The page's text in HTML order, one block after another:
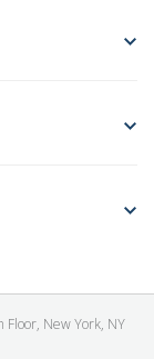
Floor, New York, NY